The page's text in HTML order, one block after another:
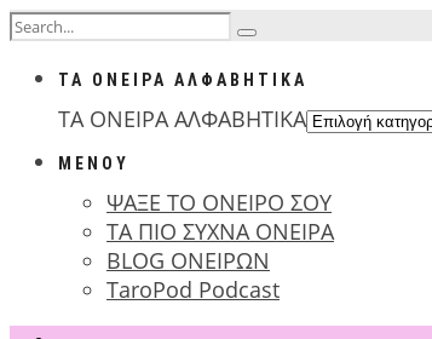
ΤΑ ΟΝΕΙΡΑ ΑΛΦΑΒΗΤΙΚΑ
ΤΑ ΟΝΕΙΡΑ ΑΛΦΑΒΗΤΙΚΑ
ΜΕΝΟΥ
ΨΑΞΕ ΤΟ ΟΝΕΙΡΟ ΣΟΥ
ΤΑ ΠΙΟ ΣΥΧΝΑ ΟΝΕΙΡΑ
BLOG ΟΝΕΙΡΩΝ
TaroPod Podcast